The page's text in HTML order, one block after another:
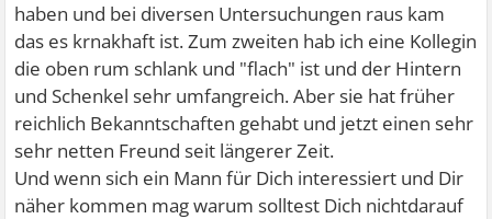
haben und bei diversen Untersuchungen raus kam
das es krnakhaft ist. Zum zweiten hab ich eine Kollegin
die oben rum schlank und "flach" ist und der Hintern
und Schenkel sehr umfangreich. Aber sie hat früher
reichlich Bekanntschaften gehabt und jetzt einen sehr
sehr netten Freund seit längerer Zeit.
Und wenn sich ein Mann für Dich interessiert und Dir
näher kommen mag warum solltest Dich nichtdarauf